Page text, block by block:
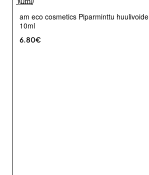
am eco cosmetics Piparminttu huulivoide
10ml
6.80€